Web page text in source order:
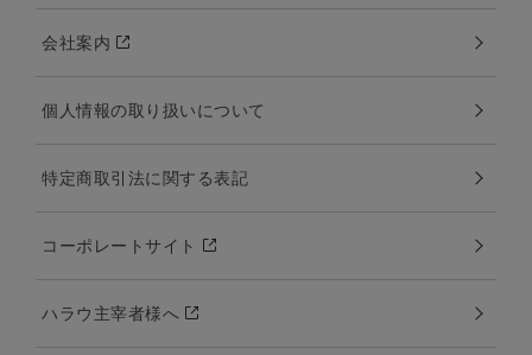
会社案内
個人情報の取り扱いについて
特定商取引法に関する表記
コーポレートサイト
ハラウ主宰者様へ